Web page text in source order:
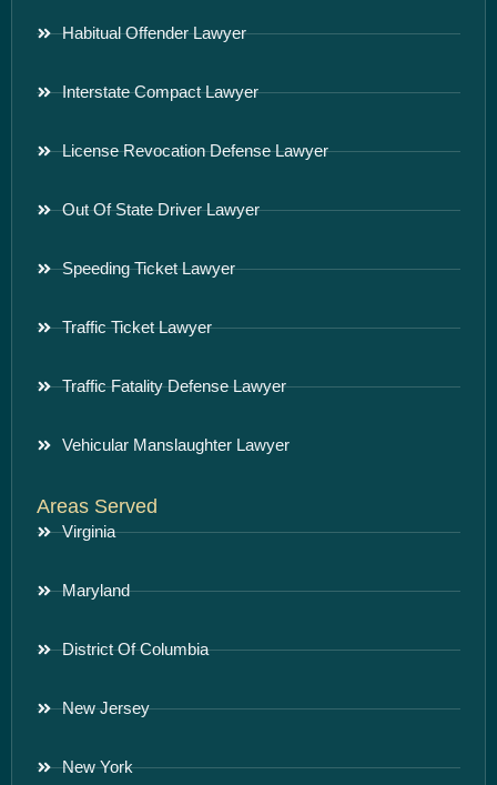
Habitual Offender Lawyer
Interstate Compact Lawyer
License Revocation Defense Lawyer
Out Of State Driver Lawyer
Speeding Ticket Lawyer
Traffic Ticket Lawyer
Traffic Fatality Defense Lawyer
Vehicular Manslaughter Lawyer
Areas Served
Virginia
Maryland
District Of Columbia
New Jersey
New York